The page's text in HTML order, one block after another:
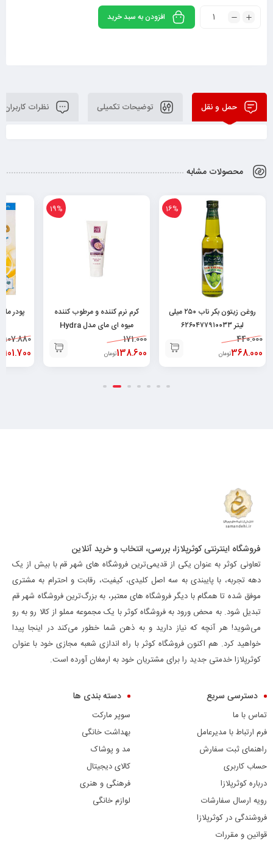
افزودن به سبد خرید
حمل و نقل توضیحات تکمیلی نظرات کاربران
محصولات مشابه
16%
روغن زیتون بکر ناب ۲۵۰ میلی
لیتر ۶۲۶۰۴۷۷۹۱۰۰۳۳
440.000
368.000تومان
19%
کرم نرم کننده و مرطوب کننده
میوه ای مای مدل Hydra
لیتر۶۲۶۰۴۸۲۵۲۱۳۷۸
171.000
138.600تومان
پودر
107.880
101.700
فروشگاه اینترنتی کوثرپلازا، بررسی، انتخاب و خرید آنلاین
تعاونی کوثر به عنوان یکی از قدیمی‌ترین فروشگاه های شهر قم با بیش از یک
دهه تجربه، با پایبندی به سه اصل کلیدی، کیفیت، رقابت و احترام به مشتری
موفق شده تا همگام با دیگر فروشگاه های معتبر، به بزرگ‌ترین فروشگاه شهر قم
تبدیل شود. به محض ورود به فروشگاه کوثر با یک مجموعه مملو از کالا رو به رو
می‌شوید! هر آنچه که نیاز دارید و به ذهن شما خطور می‌کند در اینجا پیدا
خواهید کرد. هم اکنون فروشگاه کوثر با راه اندازی شعبه مجازی خود با عنوان
کوثرپلازا خدمتی جدید را برای مشتریان خود به ارمغان آورده است.
دسترسی سریع
تماس با ما
فرم ارتباط با مدیرعامل
راهنمای ثبت سفارش
حساب کاربری
درباره کوثرپلازا
رویه ارسال سفارشات
فروشندگی در کوثرپلازا
قوانین و مقررات
دسته بندی ها
سوپر مارکت
بهداشت خانگی
مد و پوشاک
کالای دیجیتال
فرهنگی و هنری
لوازم خانگی